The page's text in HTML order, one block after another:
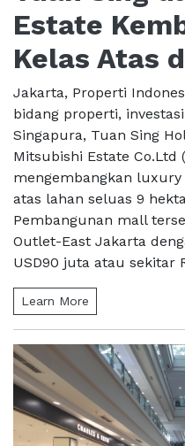
Estate
Kelas Atas
Jakarta, Properti
bidang properti,
Singapura, Tuan Sing
Mitsubishi Estate Co.Ltd
mengembangkan
atas lahan seluas 9
Pembangunan mall
Outlet-East Jakarta
USD90 juta atau sekitar
Learn More